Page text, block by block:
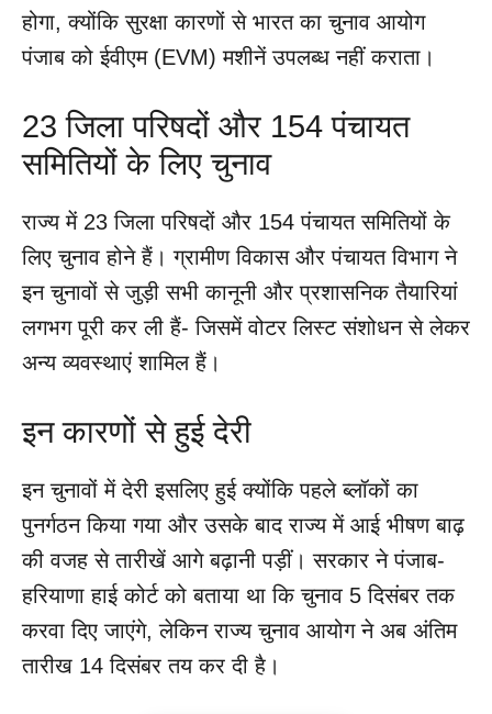
होगा, क्योंकि सुरक्षा कारणों से भारत का चुनाव आयोग
पंजाब को ईवीएम (EVM) मशीनें उपलब्ध नहीं कराता।
23 जिला परिषदों और 154 पंचायत
समितियों के लिए चुनाव
राज्य में 23 जिला परिषदों और 154 पंचायत समितियों के
लिए चुनाव होने हैं। ग्रामीण विकास और पंचायत विभाग ने
इन चुनावों से जुड़ी सभी कानूनी और प्रशासनिक तैयारियां
लगभग पूरी कर ली हैं- जिसमें वोटर लिस्ट संशोधन से लेकर
अन्य व्यवस्थाएं शामिल हैं।
इन कारणों से हुई देरी
इन चुनावों में देरी इसलिए हुई क्योंकि पहले ब्लॉकों का
पुनर्गठन किया गया और उसके बाद राज्य में आई भीषण बाढ़
की वजह से तारीखें आगे बढ़ानी पड़ीं। सरकार ने पंजाब-
हरियाणा हाई कोर्ट को बताया था कि चुनाव 5 दिसंबर तक
करवा दिए जाएंगे, लेकिन राज्य चुनाव आयोग ने अब अंतिम
तारीख 14 दिसंबर तय कर दी है।